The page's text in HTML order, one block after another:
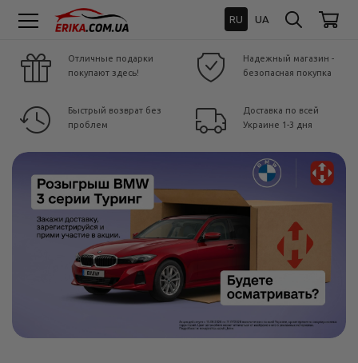
RU UA
Отличные подарки
покупают здесь!
Надежный магазин -
безопасная покупка
Быстрый возврат без
проблем
Доставка по всей
Украине 1-3 дня